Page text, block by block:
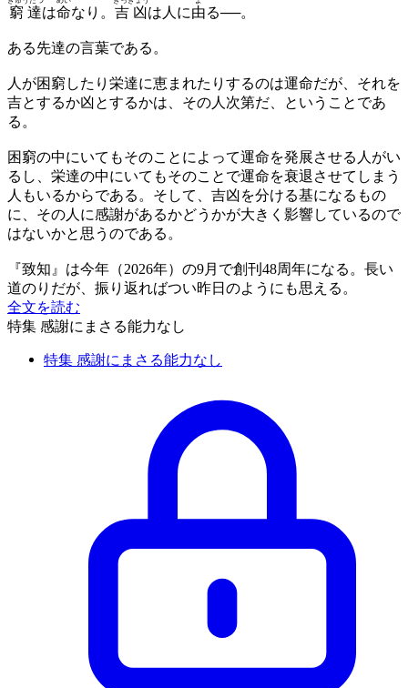
窮達は命なり。 吉凶は人に由る──。
ある先達の言葉である。
人が困窮したり栄達に恵まれたりするのは運命だが、それを
吉とするか凶とするかは、その人次第だ、ということであ
る。
困窮の中にいてもそのことによって運命を発展させる人がい
るし、栄達の中にいてもそのことで運命を衰退させてしまう
人もいるからである。そして、吉凶を分ける基になるもの
に、その人に感謝があるかどうかが大きく影響しているので
はないかと思うのである。
『致知』は今年（2026年）の9月で創刊48周年になる。長い
道のりだが、振り返ればつい昨日のようにも思える。
全文を読む
特集 感謝にまさる能力なし
特集 感謝にまさる能力なし